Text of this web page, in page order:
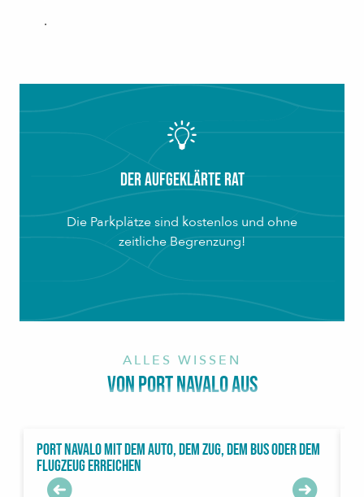
.
Der aufgeklärte Rat
Die Parkplätze sind kostenlos und ohne
zeitliche Begrenzung!
ALLES WISSEN
VON PORT NAVALO AUS
Port Navalo mit dem Auto, dem Zug, dem Bus oder dem
Flugzeug erreichen